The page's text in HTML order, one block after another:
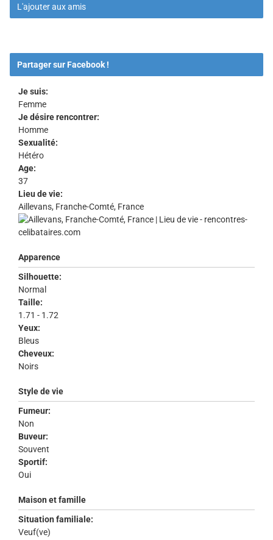
L'ajouter aux amis
Partager sur Facebook !
Je suis:
Femme
Je désire rencontrer:
Homme
Sexualité:
Hétéro
Age:
37
Lieu de vie:
Aillevans, Franche-Comté, France
Apparence
Silhouette:
Normal
Taille:
1.71 - 1.72
Yeux:
Bleus
Cheveux:
Noirs
Style de vie
Fumeur:
Non
Buveur:
Souvent
Sportif:
Oui
Maison et famille
Situation familiale:
Veuf(ve)